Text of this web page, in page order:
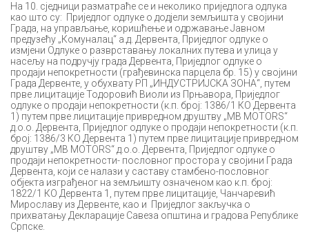
На 10. сједници разматраће се и неколико приједлога одлука
као што су: Приједлог одлуке о додјели земљишта у својини
Града, на управљање, коришћење и одржавање Јавном
предузећу „Комуналац“ а.д. Дервента, Приједлог одлуке о
измјени Одлуке о разврставању локалних путева и улица у
насељу на подручју града Дервента, Приједлог одлуке о
продаји непокретности (грађевинска парцела бр. 15) у својини
Града Дервенте, у обухвату РП „ИНДУСТРИЈСКА ЗОНА“, путем
прве лицитације Тодоровић Виоли из Прњавора, Приједлог
одлуке о продаји непокретности (к.п. број: 1386/1 КО Дервента
1) путем прве лицитације привредном друштву „MB MOTORS“
д.о.о. Дервента, Приједлог одлуке о продаји непокретности (к.п.
број: 1386/3 КО Дервента 1) путем прве лицитације привредном
друштву „MB MOTORS“ д.о.о. Дервента, Приједлог одлуке о
продаји непокретности- пословног простора у својини Града
Дервентa, који се налази у саставу стамбено-пословног
објекта изграђеног на земљишту означеном као к.п. број:
1822/1 КО Дервента 1, путем прве лицитације, Чанчаревић
Мирославу из Дервенте, као и Приједлог закључка о
прихватању Декларације Савеза општина и градова Републике
Српске.